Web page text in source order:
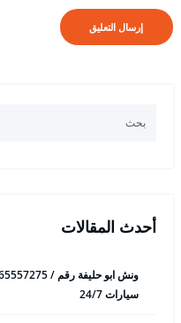
أحدث المقالات
سيارات 24/7